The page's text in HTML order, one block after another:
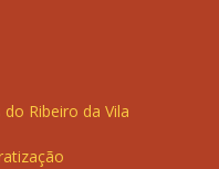
Ribeiro da Vila